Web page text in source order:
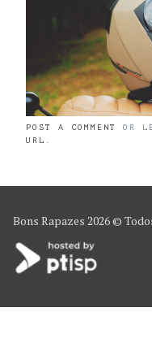
POST A COMMENT OR
URL
Bons Rapazes 2026 ©